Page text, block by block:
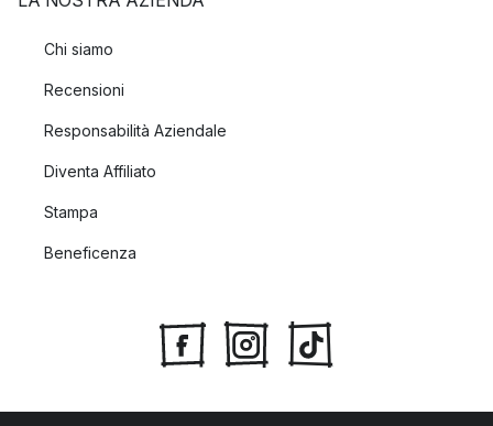
Chi siamo
Recensioni
Responsabilità Aziendale
Diventa Affiliato
Stampa
Beneficenza